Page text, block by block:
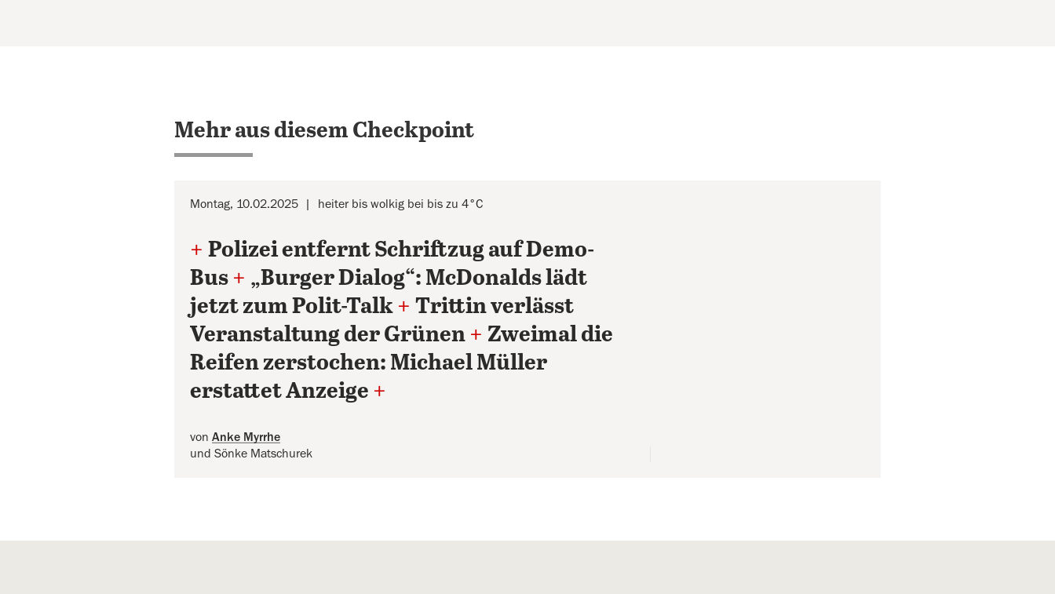
Mehr aus diesem Checkpoint
Montag, 10.02.2025 heiter bis wolkig bei bis zu 4°C
+ Polizei entfernt Schriftzug auf Demo-
Bus + „Burger Dialog“: McDonalds lädt
jetzt zum Polit-Talk + Trittin verlässt
Veranstaltung der Grünen + Zweimal die
Reifen zerstochen: Michael Müller
erstattet Anzeige +
von Anke Myrrhe
und Sönke Matschurek